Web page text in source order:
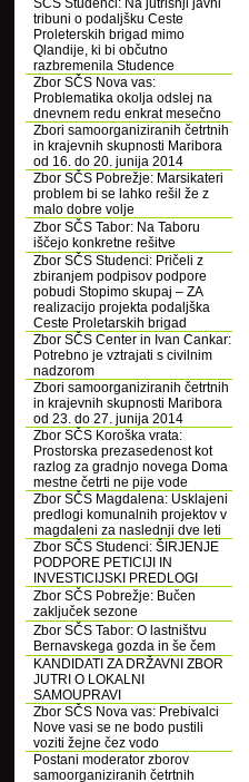
SČS Studenci: Na jutrišnji javni
tribuni o podaljšku Ceste
Proleterskih brigad mimo
Qlandije, ki bi občutno
razbremenila Studence
Zbor SČS Nova vas:
Problematika okolja odslej na
dnevnem redu enkrat mesečno
Zbori samoorganiziranih četrtnih
in krajevnih skupnosti Maribora
od 16. do 20. junija 2014
Zbor SČS Pobrežje: Marsikateri
problem bi se lahko rešil že z
malo dobre volje
Zbor SČS Tabor: Na Taboru
iščejo konkretne rešitve
Zbor SČS Studenci: Pričeli z
zbiranjem podpisov podpore
pobudi Stopimo skupaj – ZA
realizacijo projekta podaljška
Ceste Proletarskih brigad
Zbor SČS Center in Ivan Cankar:
Potrebno je vztrajati s civilnim
nadzorom
Zbori samoorganiziranih četrtnih
in krajevnih skupnosti Maribora
od 23. do 27. junija 2014
Zbor SČS Koroška vrata:
Prostorska prezasedenost kot
razlog za gradnjo novega Doma
mestne četrti ne pije vode
Zbor SČS Magdalena: Usklajeni
predlogi komunalnih projektov v
magdaleni za naslednji dve leti
Zbor SČS Studenci: ŠIRJENJE
PODPORE PETICIJI IN
INVESTICIJSKI PREDLOGI
Zbor SČS Pobrežje: Bučen
zaključek sezone
Zbor SČS Tabor: O lastništvu
Bernavskega gozda in še čem
KANDIDATI ZA DRŽAVNI ZBOR
JUTRI O LOKALNI
SAMOUPRAVI
Zbor SČS Nova vas: Prebivalci
Nove vasi se ne bodo pustili
voziti žejne čez vodo
Postani moderator zborov
samoorganiziranih četrtnih